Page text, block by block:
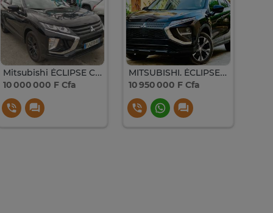
Mitsubishi ÉCLIPSE CROSS BLACK EDITION
10 000 000 F Cfa
MITSUBISHI. ÉCLIPSE CROSS Année 2022
10 950 000 F Cfa